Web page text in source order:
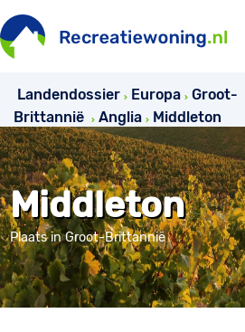
Landendossier Europa
Groot-
Brittannië
Anglia Middleton
Middleton
Plaats in Groot-Brittannië